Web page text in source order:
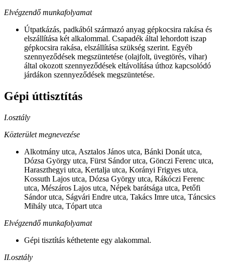
Elvégzendő munkafolyamat
Útpatkázás, padkából származó anyag gépkocsira rakása és
elszállítása két alkalommal. Csapadék által lehordott iszap
gépkocsira rakása, elszállítása szükség szerint. Egyéb
szennyeződések megszüntetése (olajfolt, üvegtörés, vihar)
által okozott szennyeződések eltávolítása úthoz kapcsolódó
járdákon szennyeződések megszüntetése.
Gépi úttisztítás
I.osztály
Közterület megnevezése
Alkotmány utca, Asztalos János utca, Bánki Donát utca,
Dózsa György utca, Fürst Sándor utca, Gönczi Ferenc utca,
Haraszthegyi utca, Kertalja utca, Korányi Frigyes utca,
Kossuth Lajos utca, Dózsa György utca, Rákóczi Ferenc
utca, Mészáros Lajos utca, Népek barátsága utca, Petőfi
Sándor utca, Ságvári Endre utca, Takács Imre utca, Táncsics
Mihály utca, Tópart utca
Elvégzendő munkafolyamat
Gépi tisztítás kéthetente egy alakommal.
II.osztály